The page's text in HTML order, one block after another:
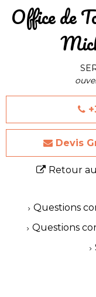
​Office de
Devis
Retour
Questions
Questions